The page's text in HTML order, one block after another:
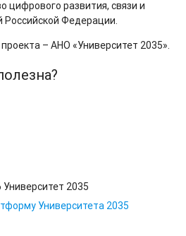
цифрового развития, связи и
Федерации.
– АНО «Университет 2035».
2035
Университета 2035